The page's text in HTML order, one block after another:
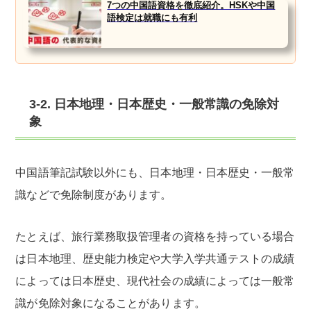
7つの中国語資格を徹底紹介。HSKや中国
語検定は就職にも有利
3-2. 日本地理・日本歴史・一般常識の免除対
象
中国語筆記試験以外にも、日本地理・日本歴史・一般常
識などで免除制度があります。
たとえば、旅行業務取扱管理者の資格を持っている場合
は日本地理、歴史能力検定や大学入学共通テストの成績
によっては日本歴史、現代社会の成績によっては一般常
識が免除対象になることがあります。